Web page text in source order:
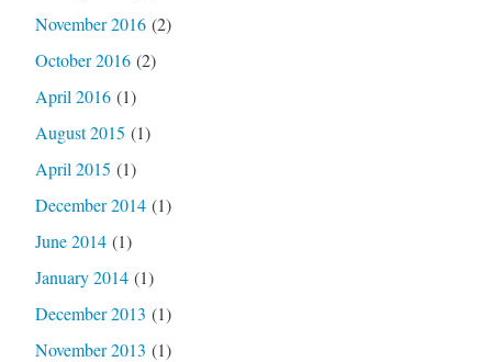
November 2016(2)
October 2016(2)
April 2016(1)
August 2015 (1)
April 2015 (1)
December 2014(1)
June 2014(1)
January 2014(1)
December 2013 (1)
November 2013 (1)